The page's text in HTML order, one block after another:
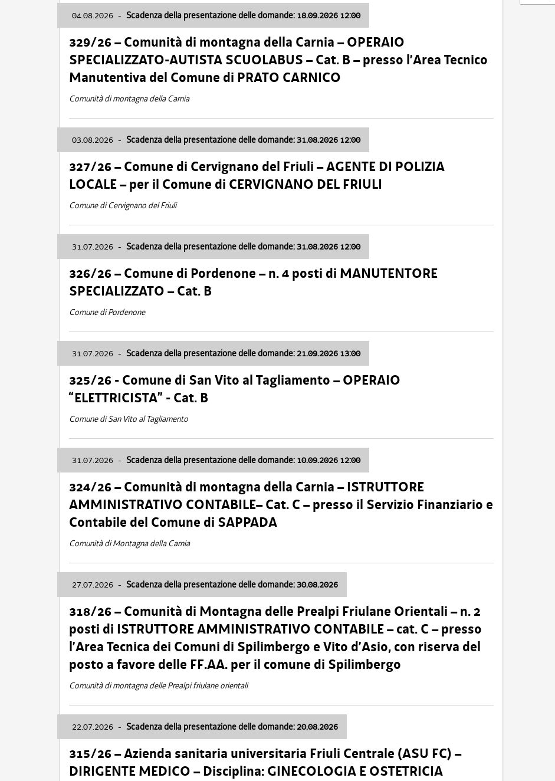
04.08.2026 - Scadenza della presentazione delle domande: 18.09.2026 12:00
329/26 – Comunità di montagna della Carnia – OPERAIO
SPECIALIZZATO-AUTISTA SCUOLABUS – Cat. B – presso l’Area Tecnico
Manutentiva del Comune di PRATO CARNICO
Comunità di montagna della Carnia
03.08.2026 - Scadenza della presentazione delle domande: 31.08.2026 12:00
327/26 – Comune di Cervignano del Friuli – AGENTE DI POLIZIA
LOCALE – per il Comune di CERVIGNANO DEL FRIULI
Comune di Cervignano del Friuli
31.07.2026 - Scadenza della presentazione delle domande: 31.08.2026 12:00
326/26 – Comune di Pordenone – n. 4 posti di MANUTENTORE
SPECIALIZZATO – Cat. B
Comune di Pordenone
31.07.2026 - Scadenza della presentazione delle domande: 21.09.2026 13:00
325/26 - Comune di San Vito al Tagliamento – OPERAIO
“ELETTRICISTA” - Cat. B
Comune di San Vito al Tagliamento
31.07.2026 - Scadenza della presentazione delle domande: 10.09.2026 12:00
324/26 – Comunità di montagna della Carnia – ISTRUTTORE
AMMINISTRATIVO CONTABILE– Cat. C – presso il Servizio Finanziario e
Contabile del Comune di SAPPADA
Comunità di Montagna della Carnia
27.07.2026 - Scadenza della presentazione delle domande: 30.08.2026
318/26 – Comunità di Montagna delle Prealpi Friulane Orientali – n. 2
posti di ISTRUTTORE AMMINISTRATIVO CONTABILE – cat. C – presso
l’Area Tecnica dei Comuni di Spilimbergo e Vito d’Asio, con riserva del
posto a favore delle FF.AA. per il comune di Spilimbergo
Comunità di montagna delle Prealpi friulane orientali
22.07.2026 - Scadenza della presentazione delle domande: 20.08.2026
315/26 – Azienda sanitaria universitaria Friuli Centrale (ASU FC) –
DIRIGENTE MEDICO – Disciplina: GINECOLOGIA E OSTETRICIA